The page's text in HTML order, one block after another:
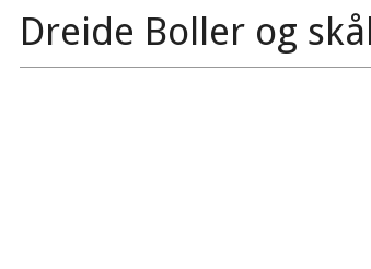
Dreide Boller og